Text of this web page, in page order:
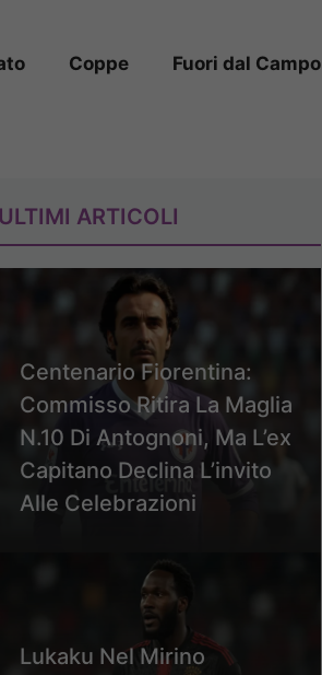
Coppe Fuori dal Campo
ULTIMI ARTICOLI
Centenario Fiorentina:
Commisso Ritira La Maglia
N.10 Di Antognoni, Ma L’ex
Capitano Declina L’invito
Alle Celebrazioni
Lukaku Nel Mirino